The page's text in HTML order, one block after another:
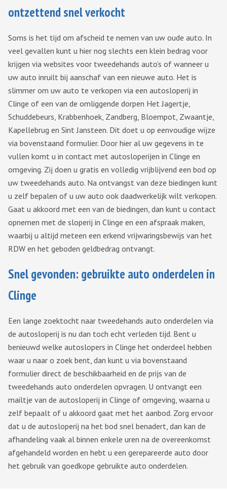
ontzettend snel verkocht
Soms is het tijd om afscheid te nemen van uw oude auto. In
veel gevallen kunt u hier nog slechts een klein bedrag voor
krijgen via websites voor tweedehands auto’s of wanneer u
uw auto inruilt bij aanschaf van een nieuwe auto. Het is
slimmer om uw auto te verkopen via een autosloperij in
Clinge of een van de omliggende dorpen Het Jagertje,
Schuddebeurs, Krabbenhoek, Zandberg, Bloempot, Zwaantje,
Kapellebrug en Sint Jansteen. Dit doet u op eenvoudige wijze
via bovenstaand formulier. Door hier al uw gegevens in te
vullen komt u in contact met autosloperijen in Clinge en
omgeving. Zij doen u gratis en volledig vrijblijvend een bod op
uw tweedehands auto. Na ontvangst van deze biedingen kunt
u zelf bepalen of u uw auto ook daadwerkelijk wilt verkopen.
Gaat u akkoord met een van de biedingen, dan kunt u contact
opnemen met de sloperij in Clinge en een afspraak maken,
waarbij u altijd meteen een erkend vrijwaringsbewijs van het
RDW en het geboden geldbedrag ontvangt.
Snel gevonden: gebruikte auto onderdelen in
Clinge
Een lange zoektocht naar tweedehands auto onderdelen via
de autosloperij is nu dan toch echt verleden tijd. Bent u
benieuwd welke autoslopers in Clinge het onderdeel hebben
waar u naar o zoek bent, dan kunt u via bovenstaand
formulier direct de beschikbaarheid en de prijs van de
tweedehands auto onderdelen opvragen. U ontvangt een
mailtje van de autosloperij in Clinge of omgeving, waarna u
zelf bepaalt of u akkoord gaat met het aanbod. Zorg ervoor
dat u de autosloperij na het bod snel benadert, dan kan de
afhandeling vaak al binnen enkele uren na de overeenkomst
afgehandeld worden en hebt u een gerepareerde auto door
het gebruik van goedkope gebruikte auto onderdelen.